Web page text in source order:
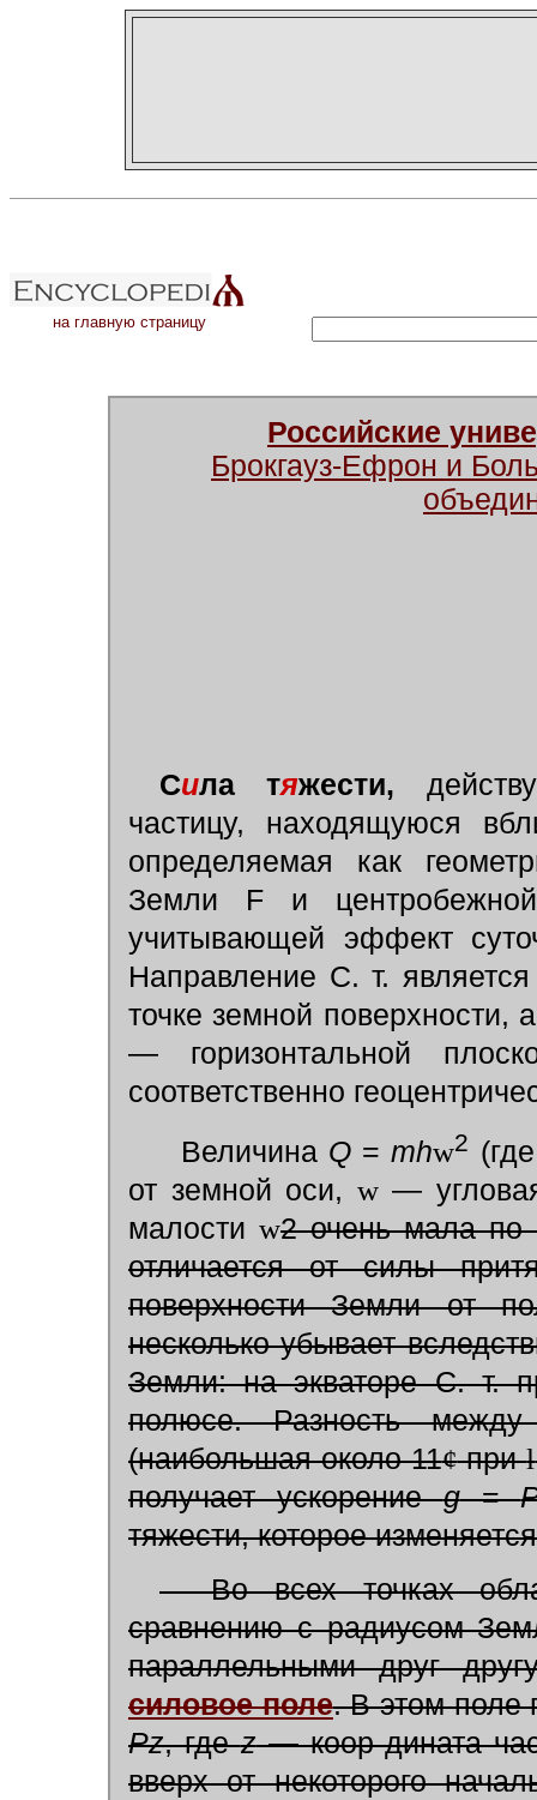
на главную страницу
Российские
Брокгауз-Ефрон и
Сила тяжести,
частицу, находящуюся
определяемая как
Земли F и
учитывающей эффект
Направление С. т.
точке земной поверхности,
— горизонтальной
соответственно
Величина Q =mhw2
от земной оси, w—
малостиw2 очень мала
отличается от силы
поверхности Земли от
несколько убывает
Земли: на экваторе С. т.
полюсе. Разность
(наибольшая около 11¢приl
получает ускорениеg=
тяжести, которое
Во всех точках
сравнению с радиусом
параллельными друг
силовое поле. В этом поле
Pz, гдеz— коор дината
вверх от некоторого